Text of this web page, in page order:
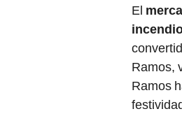
El
Ramos,
Ramos